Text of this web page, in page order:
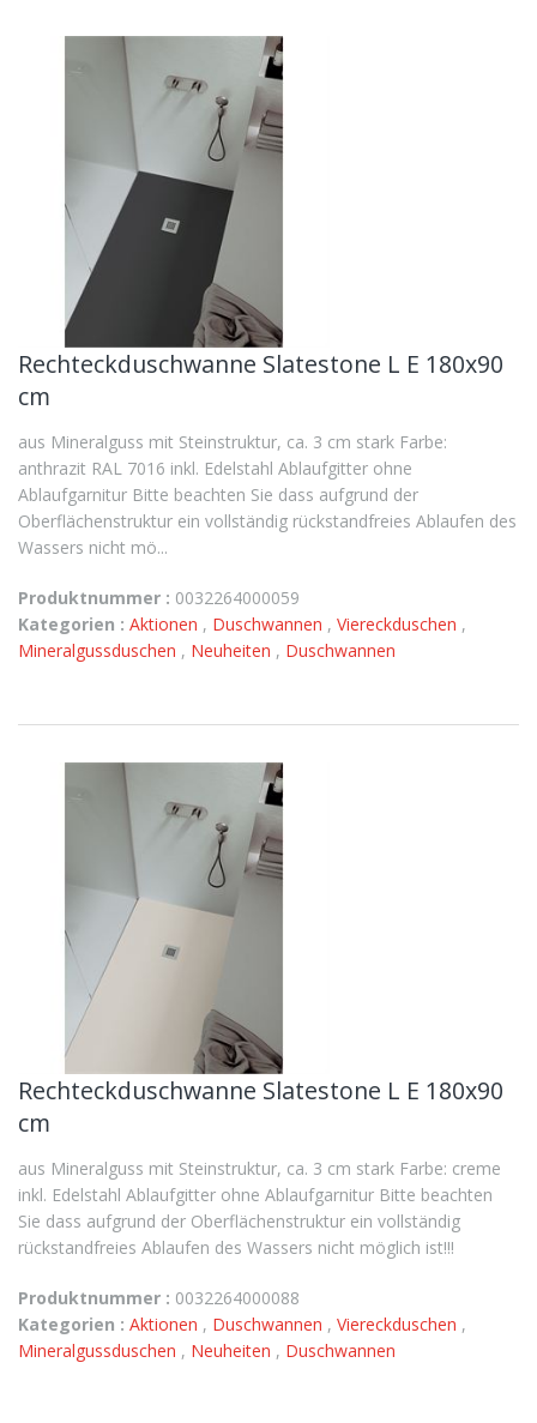
Rechteckduschwanne Slatestone L E 180x90
cm
aus Mineralguss mit Steinstruktur, ca. 3 cm stark Farbe:
anthrazit RAL 7016 inkl. Edelstahl Ablaufgitter ohne
Ablaufgarnitur Bitte beachten Sie dass aufgrund der
Oberflächenstruktur ein vollständig rückstandfreies Ablaufen des
Wassers nicht mö...
Produktnummer : 0032264000059
Kategorien : Aktionen , Duschwannen , Viereckduschen ,
Mineralgussduschen , Neuheiten , Duschwannen
Rechteckduschwanne Slatestone L E 180x90
cm
aus Mineralguss mit Steinstruktur, ca. 3 cm stark Farbe: creme
inkl. Edelstahl Ablaufgitter ohne Ablaufgarnitur Bitte beachten
Sie dass aufgrund der Oberflächenstruktur ein vollständig
rückstandfreies Ablaufen des Wassers nicht möglich ist!!!
Produktnummer : 0032264000088
Kategorien : Aktionen , Duschwannen , Viereckduschen ,
Mineralgussduschen , Neuheiten , Duschwannen